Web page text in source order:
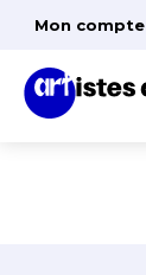
Mon compte